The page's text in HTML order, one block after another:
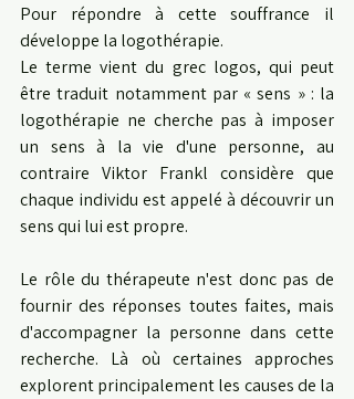
Pour répondre à cette souffrance il
développe la logothérapie.
Le terme vient du grec logos, qui peut
être traduit notamment par « sens » : la
logothérapie ne cherche pas à imposer
un sens à la vie d'une personne, au
contraire Viktor Frankl considère que
chaque individu est appelé à découvrir un
sens qui lui est propre.
Le rôle du thérapeute n'est donc pas de
fournir des réponses toutes faites, mais
d'accompagner la personne dans cette
recherche. Là où certaines approches
explorent principalement les causes de la